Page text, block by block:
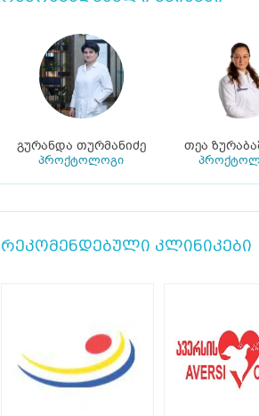
გურანდა თურმანიძე
პროქტოლოგი
თეა
რეკომენდებული კლინიკები